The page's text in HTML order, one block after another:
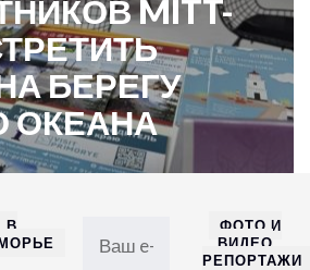
MITT-
БЕРЕГУ
ОКЕАНА
В
ФОТО И
ВИДЕО
РЕПОРТАЖИ